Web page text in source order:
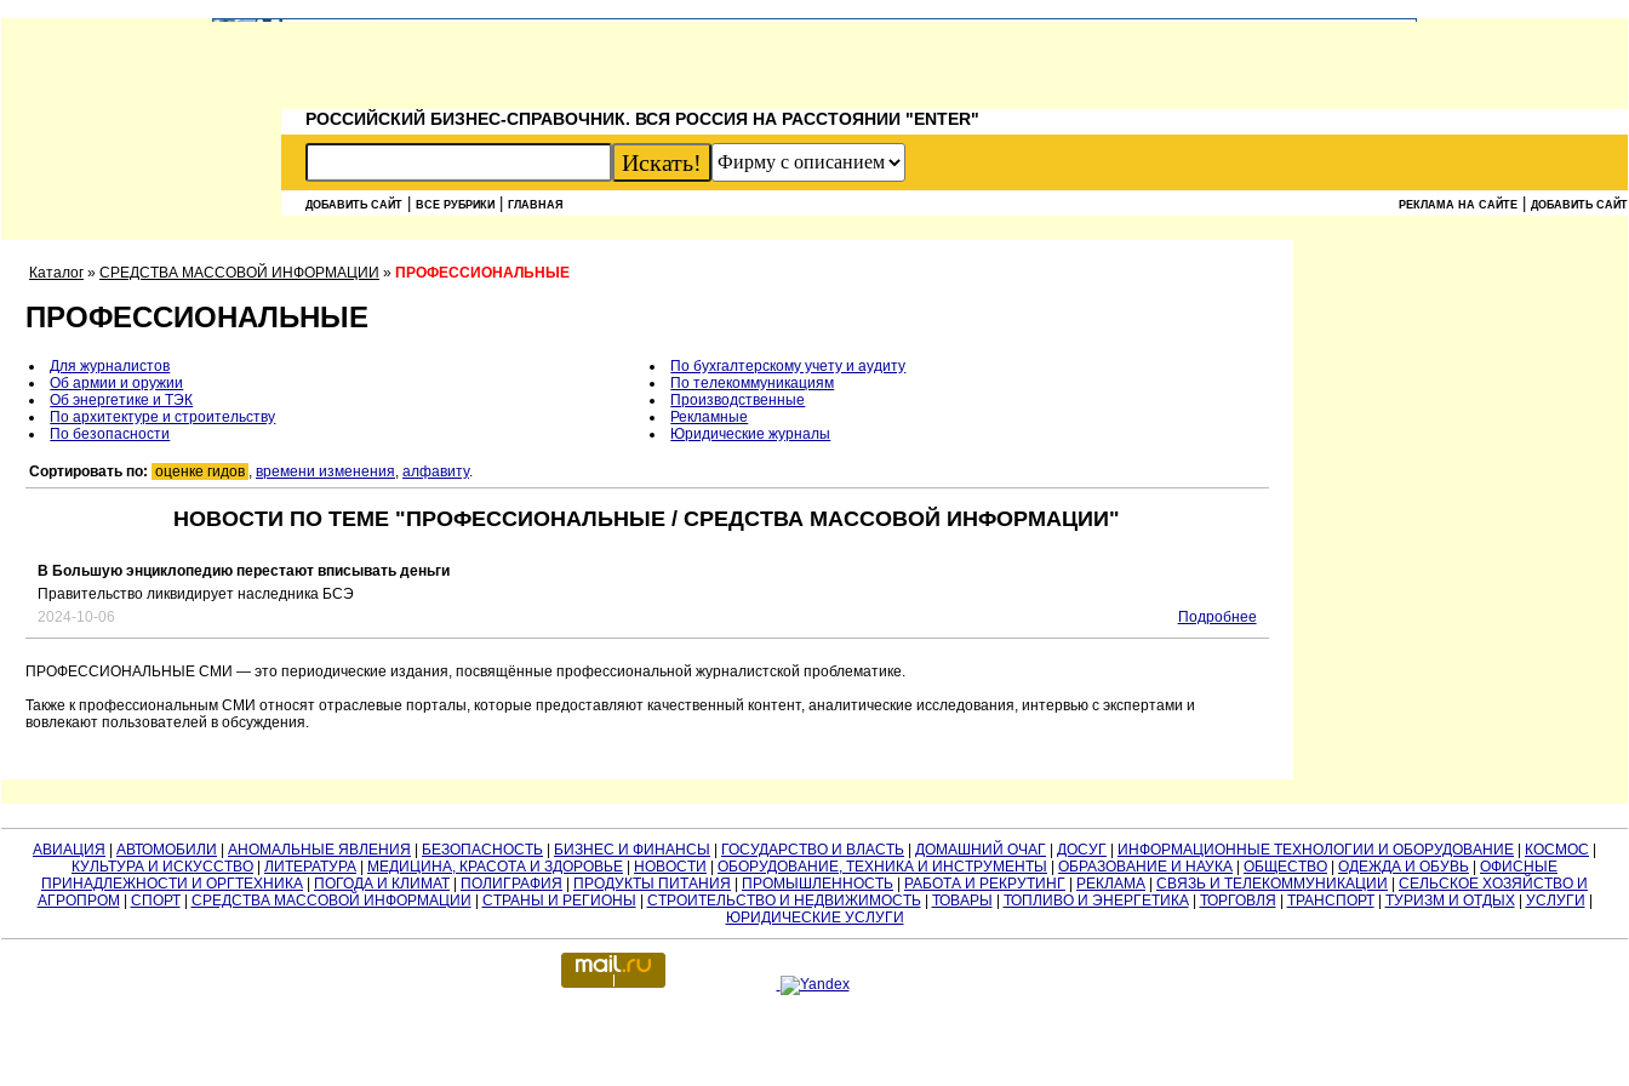
РОССИЙСКИЙ БИЗНЕС-СПРАВОЧНИК. ВСЯ РОССИЯ НА РАССТОЯНИИ "ENTER"
ДОБАВИТЬ САЙТ ВСЕ РУБРИКИ ГЛАВНАЯ РЕКЛАМА НА САЙТЕ ДОБАВИТЬ САЙТ
Каталог » СРЕДСТВА МАССОВОЙ ИНФОРМАЦИИ » ПРОФЕССИОНАЛЬНЫЕ
ПРОФЕССИОНАЛЬНЫЕ
Для журналистов
Об армии и оружии
Об энергетике и ТЭК
По архитектуре и строительству
По безопасности
По бухгалтерскому учету и аудиту
По телекоммуникациям
Производственные
Рекламные
Юридические журналы
Сортировать по: оценке гидов , времени изменения, алфавиту.
НОВОСТИ ПО ТЕМЕ "ПРОФЕССИОНАЛЬНЫЕ / СРЕДСТВА МАССОВОЙ ИНФОРМАЦИИ"
В Большую энциклопедию перестают вписывать деньги
Правительство ликвидирует наследника БСЭ
2024-10-06
Подробнее
ПРОФЕССИОНАЛЬНЫЕ СМИ — это периодические издания, посвящённые профессиональной журналистской проблематике.
Также к профессиональным СМИ относят отраслевые порталы, которые предоставляют качественный контент, аналитические исследования, интервью с экспертами и
вовлекают пользователей в обсуждения.
АВИАЦИЯ АВТОМОБИЛИ АНОМАЛЬНЫЕ ЯВЛЕНИЯ БЕЗОПАСНОСТЬ БИЗНЕС И ФИНАНСЫ ГОСУДАРСТВО И ВЛАСТЬ ДОМАШНИЙ ОЧАГ ДОСУГ ИНФОРМАЦИОННЫЕ ТЕХНОЛОГИИ И ОБОРУДОВАНИЕ КОСМОС
КУЛЬТУРА И ИСКУССТВО
ЛИТЕРАТУРА МЕДИЦИНА, КРАСОТА И ЗДОРОВЬЕ НОВОСТИ ОБОРУДОВАНИЕ, ТЕХНИКА И ИНСТРУМЕНТЫ ОБРАЗОВАНИЕ И НАУКА ОБЩЕСТВО ОДЕЖДА И ОБУВЬ
ОФИСНЫЕ
ПРИНАДЛЕЖНОСТИ И ОРГТЕХНИКА
ПОГОДА И КЛИМАТ ПОЛИГРАФИЯ ПРОДУКТЫ ПИТАНИЯ ПРОМЫШЛЕННОСТЬ РАБОТА И РЕКРУТИНГ РЕКЛАМА СВЯЗЬ И ТЕЛЕКОММУНИКАЦИИ
СЕЛЬСКОЕ ХОЗЯЙСТВО И
АГРОПРОМ
СПОРТ| СРЕДСТВА МАССОВОЙ ИНФОРМАЦИИ СТРАНЫ И РЕГИОНЫ СТРОИТЕЛЬСТВО И НЕДВИЖИМОСТЬ| ТОВАРЫ ТОПЛИВО И ЭНЕРГЕТИКА| ТОРГОВЛЯ ТРАНСПОРТ| ТУРИЗМ И ОТДЫХ| УСЛУГИ
ЮРИДИЧЕСКИЕ УСЛУГИ